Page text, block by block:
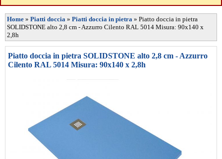
Home » Piatti doccia » Piatti doccia in pietra » Piatto doccia in pietra
SOLIDSTONE alto 2,8 cm - Azzurro Cilento RAL 5014 Misura: 90x140 x
2,8h
Piatto doccia in pietra SOLIDSTONE alto 2,8 cm - Azzurro
Cilento RAL 5014 Misura: 90x140 x 2,8h